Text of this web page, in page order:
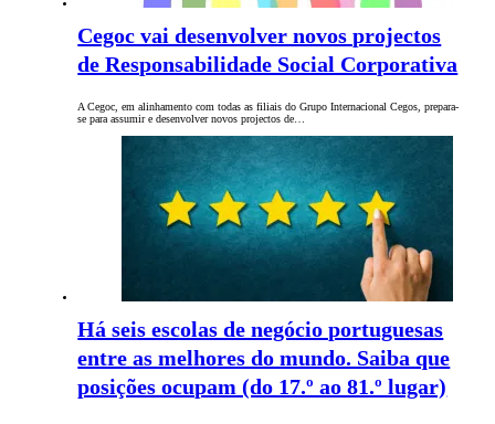
Cegoc vai desenvolver novos projectos
de Responsabilidade Social Corporativa
A Cegoc, em alinhamento com todas as filiais do Grupo Internacional Cegos, prepara-
se para assumir e desenvolver novos projectos de…
Há seis escolas de negócio portuguesas
entre as melhores do mundo. Saiba que
posições ocupam (do 17.º ao 81.º lugar)